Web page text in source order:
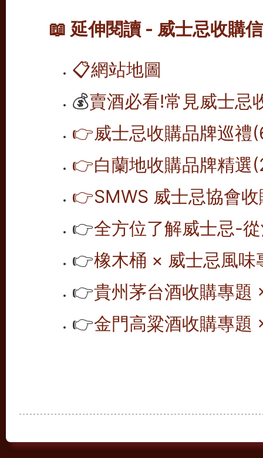
📖 延伸閱讀 - 威士忌收購
📋網站地圖
💰賣酒必看!常見威士忌
👉威士忌收購品牌巡禮
👉白蘭地收購品牌精選
👉SMWS 威士忌協會
👉全方位了解威士忌-
👉橡木桶 × 威士忌風味
👉貴州茅台酒收購專題
👉金門高粱酒收購專題